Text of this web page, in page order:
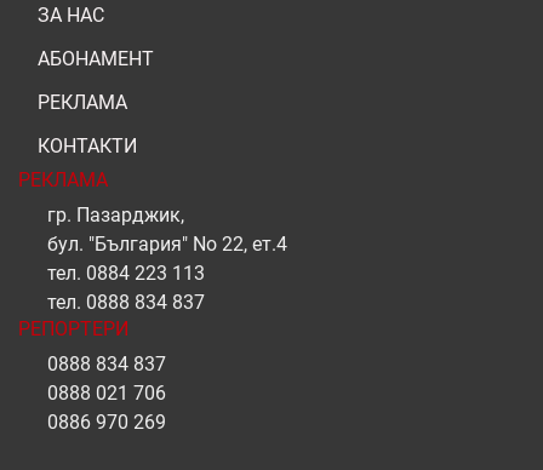
ЗА НАС
АБОНАМЕНТ
РЕКЛАМА
КОНТАКТИ
РЕКЛАМА
гр. Пазарджик,
бул. "България" No 22, ет.4
тел. 0884 223 113
тел. 0888 834 837
РЕПОРТЕРИ
0888 834 837
0888 021 706
0886 970 269